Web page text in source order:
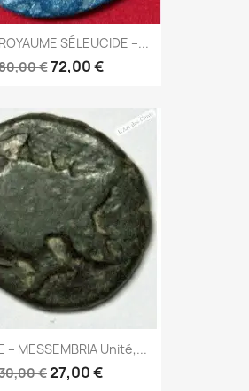
SÉLEUCIDE –...
€72,00 €
– MESSEMBRIA Unité,...
€27,00 €